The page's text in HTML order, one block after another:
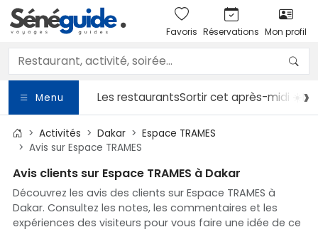
Favoris Réservations Mon profil
Menu Les restaurantsSortircet après-midi ☀️
Activités Dakar
Espace TRAMES
Avis sur Espace TRAMES
Avis clients sur Espace TRAMES à Dakar
Découvrez les avis des clients sur Espace TRAMES à
Dakar. Consultez les notes, les commentaires et les
expériences des visiteurs pour vous faire une idée de ce